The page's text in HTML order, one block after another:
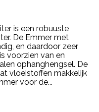
is een robuuste
De Emmer met
en daardoor zeer
voorzien van en
ophanghengsel. De
vloeistoffen makkelijk
voor de...